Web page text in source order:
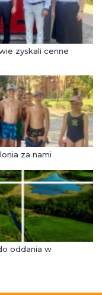
zyskali cenne
za nami
oddania w